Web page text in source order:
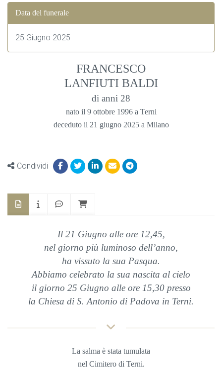
Data del funerale
25 Giugno 2025
FRANCESCO
LANFIUTI BALDI
di anni 28
nato il 9 ottobre 1996 a Terni
deceduto il 21 giugno 2025 a Milano
Condividi
Il 21 Giugno alle ore 12,45,
nel giorno più luminoso dell’anno,
ha vissuto la sua Pasqua.
Abbiamo celebrato la sua nascita al cielo
il giorno 25 Giugno alle ore 15,30 presso
la Chiesa di S. Antonio di Padova in Terni.
La salma è stata tumulata
nel Cimitero di Terni.